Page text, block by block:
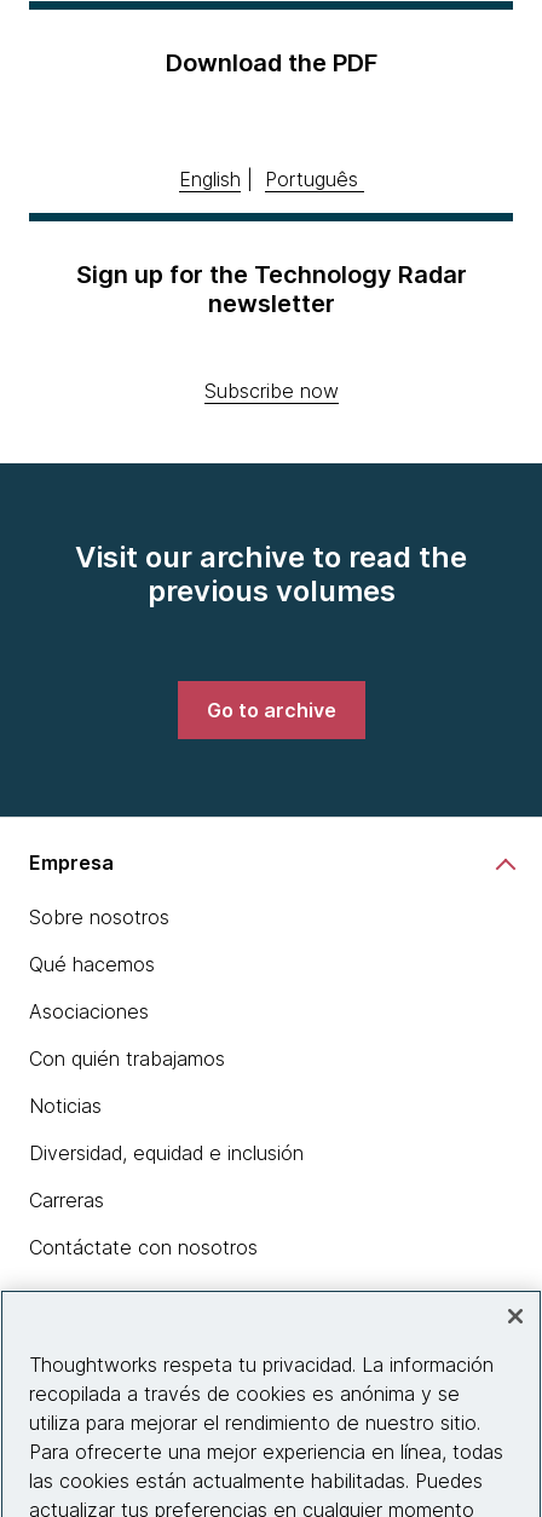
Download the PDF
English Português
Sign up for the Technology Radar
newsletter
Subscribe now
Visit our archive to read the
previous volumes
Go to archive
Empresa
Sobre nosotros
Qué hacemos
Asociaciones
Con quién trabajamos
Noticias
Diversidad, equidad e inclusión
Carreras
Contáctate con nosotros
Información del sitio web
Conecta con nosotros
Thoughtworks respeta tu privacidad. La información
recopilada a través de cookies es anónima y se
utiliza para mejorar el rendimiento de nuestro sitio.
Para ofrecerte una mejor experiencia en línea, todas
las cookies están actualmente habilitadas. Puedes
actualizar tus preferencias en cualquier momento